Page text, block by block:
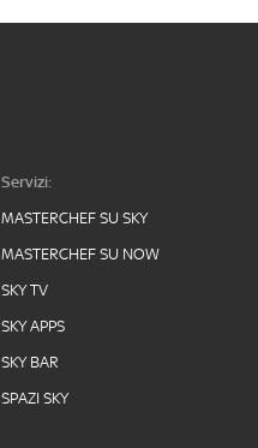
Servizi:
MASTERCHEF SU SKY
MASTERCHEF SU NOW
SKY TV
SKY APPS
SKY BAR
SPAZI SKY